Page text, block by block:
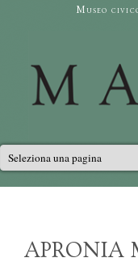
Salta al contenutoMuseo
Menu
APRONIA